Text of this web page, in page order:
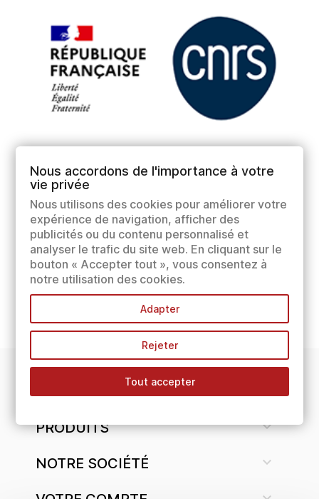
INFORMATIONS
PRODUITS 
NOTRE SOCIÉTÉ 
Nous accordons de l'importance à votre
vie privée
Nous utilisons des cookies pour améliorer votre
expérience de navigation, afficher des
publicités ou du contenu personnalisé et
analyser le trafic du site web. En cliquant sur le
bouton « Accepter tout », vous consentez à
notre utilisation des cookies.
Adapter
Rejeter
Tout accepter